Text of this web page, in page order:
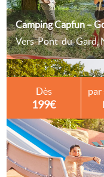
Camping Capfun –
Vers-Pont-du-Gard,
Dès
199€
par